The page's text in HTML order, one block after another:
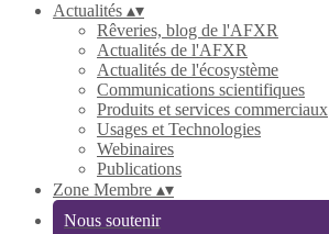
Actualités ▴▾
Rêveries, blog de l'AFXR
Actualités de l'AFXR
Actualités de l'écosystème
Communications scientifiques
Produits et services commerciaux
Usages et Technologies
Webinaires
Publications
Zone Membre ▴▾
Nous soutenir